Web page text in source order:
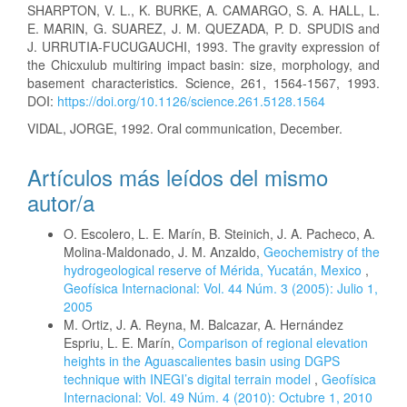
SHARPTON, V. L., K. BURKE, A. CAMARGO, S. A. HALL, L.
E. MARIN, G. SUAREZ, J. M. QUEZADA, P. D. SPUDIS and
J. URRUTIA-FUCUGAUCHI, 1993. The gravity expression of
the Chicxulub multiring impact basin: size, morphology, and
basement characteristics. Science, 261, 1564-1567, 1993.
DOI: https://doi.org/10.1126/science.261.5128.1564
VIDAL, JORGE, 1992. Oral communication, December.
Artículos más leídos del mismo
autor/a
O. Escolero, L. E. Marín, B. Steinich, J. A. Pacheco, A.
Molina-Maldonado, J. M. Anzaldo, Geochemistry of the
hydrogeological reserve of Mérida, Yucatán, Mexico ,
Geofísica Internacional: Vol. 44 Núm. 3 (2005): Julio 1,
2005
M. Ortiz, J. A. Reyna, M. Balcazar, A. Hernández
Espriu, L. E. Marín, Comparison of regional elevation
heights in the Aguascalientes basin using DGPS
technique with INEGI’s digital terrain model , Geofísica
Internacional: Vol. 49 Núm. 4 (2010): Octubre 1, 2010